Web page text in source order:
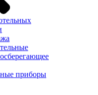
приборы